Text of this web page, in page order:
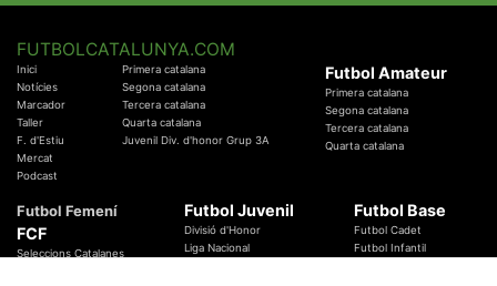
FUTBOLCATALUNYA.COM
Inici
Notícies
Marcador
Taller
F. d'Estiu
Mercat
Podcast
Primera catalana
Segona catalana
Tercera catalana
Quarta catalana
Juvenil Div. d'honor Grup 3A
Futbol Amateur
Primera catalana
Segona catalana
Tercera catalana
Quarta catalana
Futbol Femení
FCF
Seleccions Catalanes
Futbol Juvenil
Divisió d'Honor
Liga Nacional
Futbol Base
Futbol Cadet
Futbol Infantil